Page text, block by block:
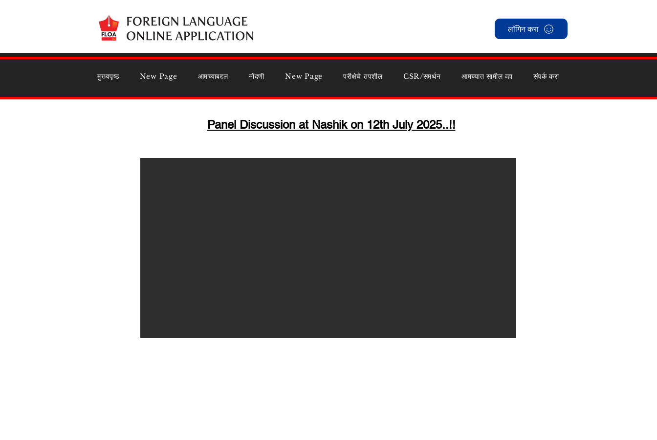
लॉगिन करा
मुख्यपृष्ठ New Page आमच्याबद्दल नोंदणी New Page परीक्षेचे तपशील CSR/समर्थन आमच्यात सामील व्हा संपर्क करा
Panel Discussion at Nashik on 12th July 2025..!!